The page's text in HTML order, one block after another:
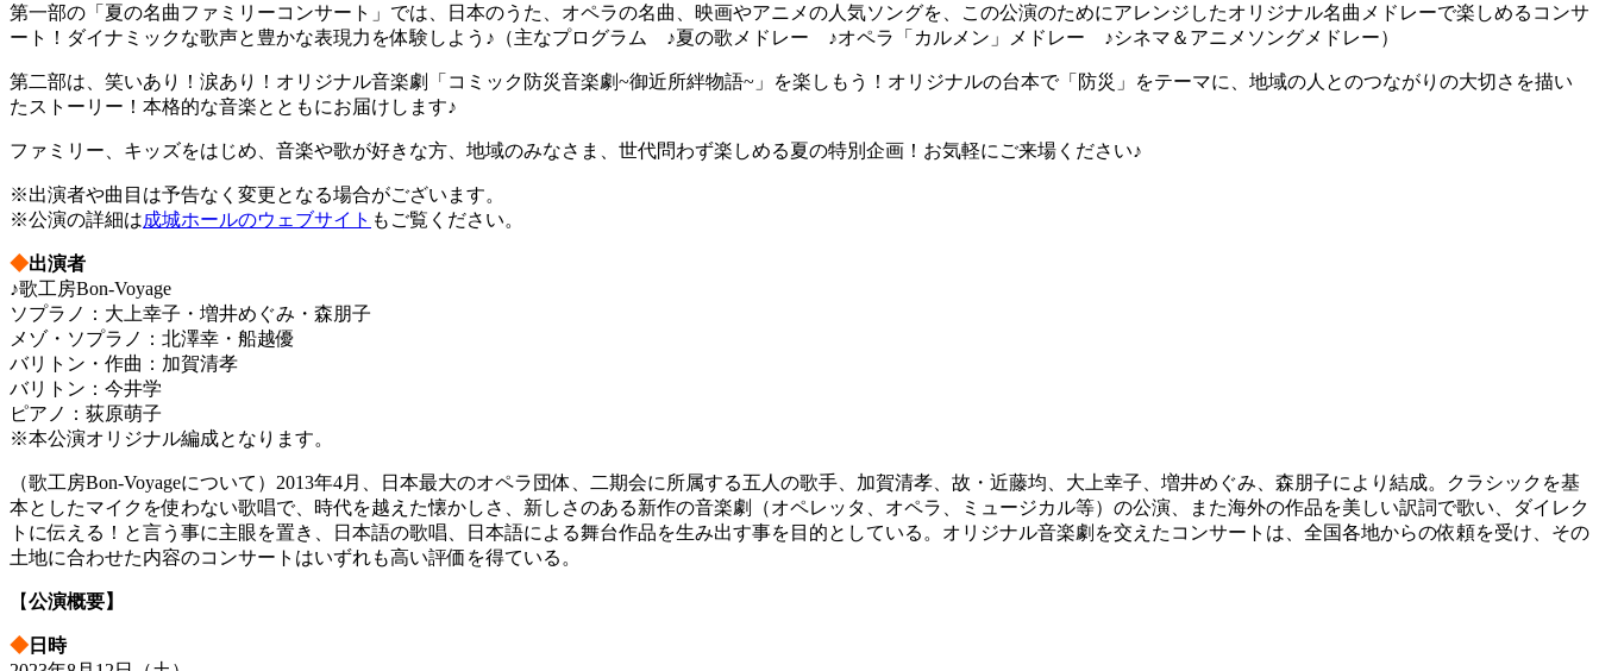
第一部の「夏の名曲ファミリーコンサート」では、日本のうた、オペラの名曲、映画やアニメの人気ソングを、この公演のためにアレンジしたオリジナル名曲メドレーで楽しめるコンサ
ート！ダイナミックな歌声と豊かな表現力を体験しよう♪（主なプログラム ♪夏の歌メドレー ♪オペラ「カルメン」メドレー ♪シネマ＆アニメソングメドレー）
第二部は、笑いあり！涙あり！オリジナル音楽劇「コミック防災音楽劇~御近所絆物語~」を楽しもう！オリジナルの台本で「防災」をテーマに、地域の人とのつながりの大切さを描い
たストーリー！本格的な音楽とともにお届けします♪
ファミリー、キッズをはじめ、音楽や歌が好きな方、地域のみなさま、世代問わず楽しめる夏の特別企画！お気軽にご来場ください♪
※出演者や曲目は予告なく変更となる場合がございます。
※公演の詳細は成城ホールのウェブサイト もご覧ください。
◆出演者
♪歌工房Bon-Voyage
ソプラノ：大上幸子・増井めぐみ・森朋子
メゾ・ソプラノ：北澤幸・船越優
バリトン・作曲：加賀清孝
バリトン：今井学
ピアノ：荻原萌子
※本公演オリジナル編成となります。
（歌工房Bon-Voyageについて）2013年4月、日本最大のオペラ団体、二期会に所属する五人の歌手、加賀清孝、故・近藤均、大上幸子、増井めぐみ、森朋子により結成。クラシックを基
本としたマイクを使わない歌唱で、時代を越えた懐かしさ、新しさのある新作の音楽劇（オペレッタ、オペラ、ミュージカル等）の公演、また海外の作品を美しい訳詞で歌い、ダイレク
トに伝える！と言う事に主眼を置き、日本語の歌唱、日本語による舞台作品を生み出す事を目的としている。オリジナル音楽劇を交えたコンサートは、全国各地からの依頼を受け、その
土地に合わせた内容のコンサートはいずれも高い評価を得ている。
【公演概要】
◆ 日時